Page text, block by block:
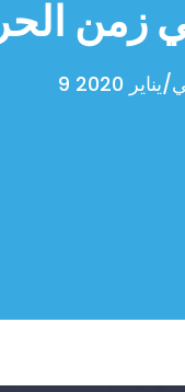
2020